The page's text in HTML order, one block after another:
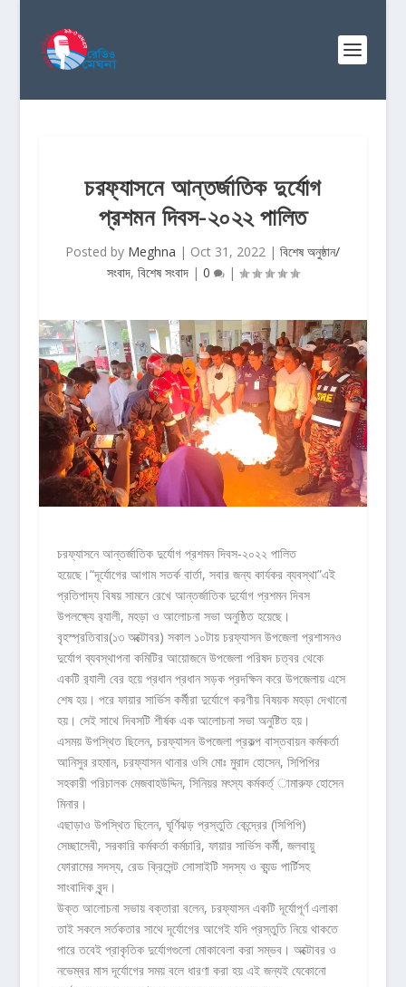
চরফ্যাসনে আন্তর্জাতিক দুর্যোগ
প্রশমন দিবস-২০২২ পালিত
Posted by Meghna | Oct 31, 2022 |বিশেষ অনুষ্ঠান/
সংবাদ, বিশেষ সংবাদ| 0 |
চরফ্যাসনে আন্তর্জাতিক দুর্যোগ প্রশমন দিবস-২০২২ পালিত
হয়েছে।“দূর্যোগের আগাম সতর্ক বার্তা, সবার জন্য কার্যকর ব্যবস্থা”এই
প্রতিপাদ্য বিষয় সামনে রেখে আন্তর্জাতিক দুর্যোগ প্রশমন দিবস
উপলক্ষ্যে র‌্যালী, মহড়া ও আলোচনা সভা অনুষ্ঠিত হয়েছে।
বৃহস্প্রতিবার(১৩ অক্টোবর) সকাল ১০টায় চরফ্যাসন উপজেলা প্রশাসনও
দুর্যোগ ব্যবস্থাপনা কমিটির আয়োজনে উপজেলা পরিষদ চত্বর থেকে
একটি র‌্যালী বের হয়ে প্রধান প্রধান সড়ক প্রদক্ষিন করে উপজেলায় এসে
শেষ হয়। পরে ফায়ার সার্ভিস কর্মীরা দুর্যোগে করণীয় বিষয়ক মহড়া দেখানো
হয়। সেই সাথে দিবসটি শীর্ষক এক আলোচনা সভা অনুষ্টিত হয়।
এসময় উপস্থিত ছিলেন, চরফ্যাসন উপজেলা প্রকল্প বাস্তবায়ন কর্মকর্তা
আনিসুর রহমান, চরফ্যাসন থানার ওসি মোঃ মুরাদ হোসেন, সিপিপির
সহকারী পরিচালক মেজবাহউদ্দিন, সিনিয়র মৎস্য কর্মকর্ত্ ামারুফ হোসেন
মিনার।
এছাড়াও উপস্থিত ছিলেন, ঘূর্ণিঝড় প্রস্তুতি কেন্দ্রের (সিপিপি)
সেচ্ছাসেবী, সরকারি কর্মকর্তা কর্মচারি, ফায়ার সার্ভিস কর্মী, জলবায়ু
ফোরামের সদস্য, রেড ক্রিসেন্ট সোসাইটি সদস্য ও ব্যন্ড পার্টিসহ
সাংবাদিক বৃন্দ।
উক্ত আলোচনা সভায় বক্তারা বলেন, চরফ্যাসন একটি দূর্যোপূর্ণ এলাকা
তাই সকলে সর্তকতার সাথে দূর্যোগের আগেই যদি প্রস্তুতি নিয়ে থাকতে
পারে তবেই প্রাকৃতিক দুর্যোগগুলো মোকাবেলা করা সম্ভব। অক্টোবর ও
নভেম্বর মাস দূর্যোগের সময় বলে ধারণা করা হয় এই জন্যই যেকোনো